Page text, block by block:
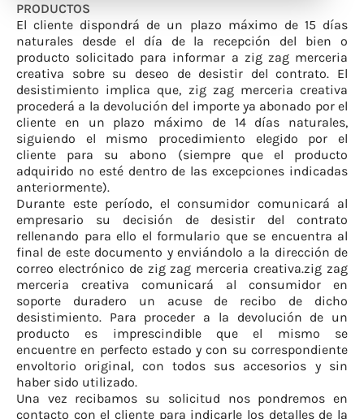
PRODUCTOS
El cliente dispondrá de un plazo máximo de 15 días
naturales desde el día de la recepción del bien o
producto solicitado para informar a zig zag merceria
creativa sobre su deseo de desistir del contrato. El
desistimiento implica que, zig zag merceria creativa
procederá a la devolución del importe ya abonado por el
cliente en un plazo máximo de 14 días naturales,
siguiendo el mismo procedimiento elegido por el
cliente para su abono (siempre que el producto
adquirido no esté dentro de las excepciones indicadas
anteriormente).
Durante este período, el consumidor comunicará al
empresario su decisión de desistir del contrato
rellenando para ello el formulario que se encuentra al
final de este documento y enviándolo a la dirección de
correo electrónico de zig zag merceria creativa.zig zag
merceria creativa comunicará al consumidor en
soporte duradero un acuse de recibo de dicho
desistimiento. Para proceder a la devolución de un
producto es imprescindible que el mismo se
encuentre en perfecto estado y con su correspondiente
envoltorio original, con todos sus accesorios y sin
haber sido utilizado.
Una vez recibamos su solicitud nos pondremos en
contacto con el cliente para indicarle los detalles de la